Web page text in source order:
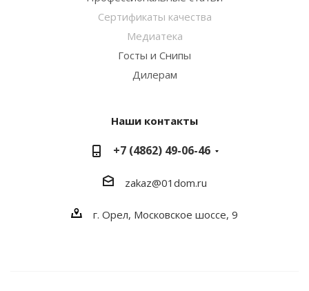
Сертификаты качества
Медиатека
Госты и Снипы
Дилерам
Наши контакты
+7 (4862) 49-06-46
zakaz@01dom.ru
г. Орел, Московское шоссе, 9